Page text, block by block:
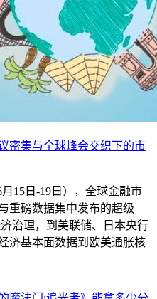
密集与全球峰会交织下的市
15日-19日），全球金融市
重磅数据集中发布的超级
治理，到美联储、日本央行
济基本面数据到欧美通胀核